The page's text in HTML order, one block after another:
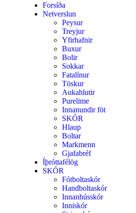
Forsíða
Netverslun
Peysur
Treyjur
Yfirhafnir
Buxur
Bolir
Sokkar
Fatalínur
Töskur
Aukahlutir
Purelime
Innanundir föt
SKÓR
Hlaup
Boltar
Markmenn
Gjafabréf
Íþróttafélög
SKÓR
Fótboltaskór
Handboltaskór
Innanhússkór
Inniskór